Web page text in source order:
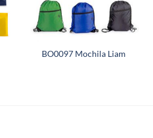
BO0097 Mochila Liam